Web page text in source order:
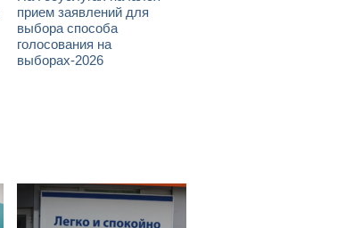
прием заявлений для
выбора способа
голосования на
выборах-2026